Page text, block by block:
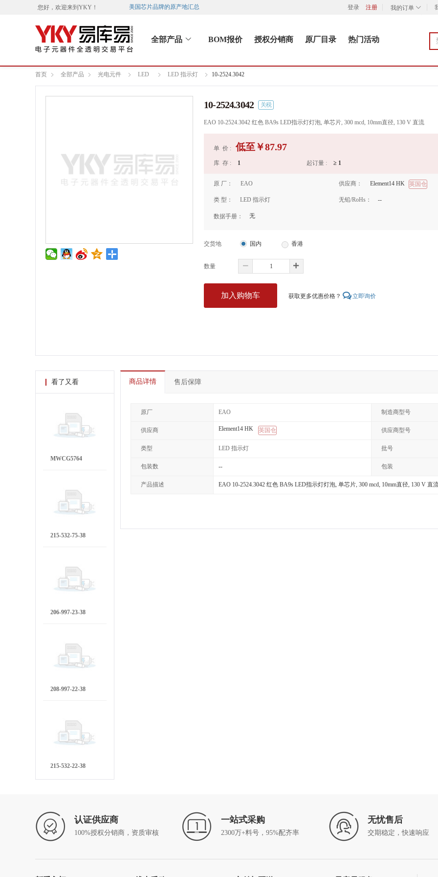
您好，欢迎来到 YKY ！ 美国芯片品牌的原产地汇总 登录 注册 我的订单
全部产品 BOM报价 授权分销商 原厂目录 热门活动
首页 全部产品 光电元件 LED LED 指示灯 10-2524.3042
10-2524.3042 关税
EAO 10-2524.3042 红色 BA9s LED指示灯灯泡, 单芯片, 300 mcd, 10mm直径, 130 V 直流
单 价 : 低至￥87.97
库 存 : 1 起订量 : ≥ 1
原 厂： EAO
类 型： LED 指示灯
供应商： Element14 HK 英国仓
无铅/RoHs： --
数据手册： 无
交货地 国内 香港
数量
加入购物车 获取更多优惠价格？ 立即询价
看了又看
MWCG5764
215-532-75-38
206-997-23-38
208-997-22-38
215-532-22-38
商品详情 售后保障
原厂 EAO 制造商型号
供应商 Element14 HK 英国仓 供应商型号
类型 LED 指示灯 批号
包装数 -- 包装
产品描述 EAO 10-2524.3042 红色 BA9s LED指示灯灯泡, 单芯片, 300 mcd, 10mm直径, 130 V 直
认证供应商
100%授权分销商，资质审核
一站式采购
2300万+料号，95%配齐率
无忧售后
交期稳定，快速响应